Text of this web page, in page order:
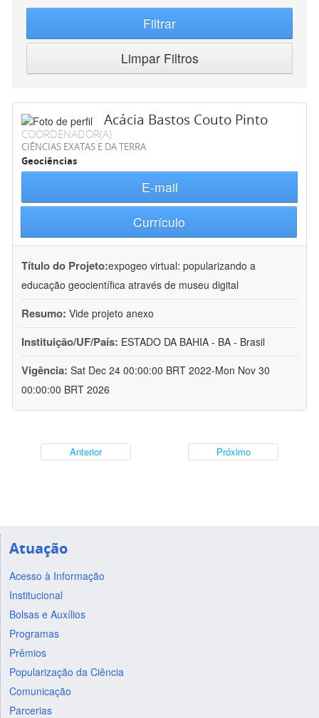
Filtrar
Limpar Filtros
Acácia Bastos Couto Pinto
COORDENADOR(A)
CIÊNCIAS EXATAS E DA TERRA
Geociências
E-mail
Currículo
Título do Projeto:expogeo virtual: popularizando a
educação geocientífica através de museu digital
Resumo: Vide projeto anexo
Instituição/UF/País: ESTADO DA BAHIA - BA - Brasil
Vigência: Sat Dec 24 00:00:00 BRT 2022-Mon Nov 30
00:00:00 BRT 2026
Anterior Próximo
Atuação
Acesso à Informação
Institucional
Bolsas e Auxílios
Programas
Prêmios
Popularização da Ciência
Comunicação
Parcerias